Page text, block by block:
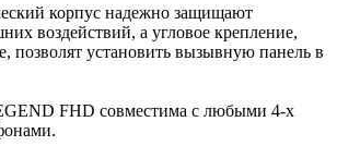
корпус надежно защищают
воздействий, а угловое крепление,
позволят установить вызывную панель в
FHD совместима с любыми 4-х